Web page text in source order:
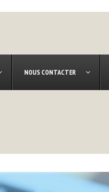
NOUS CONTACTER